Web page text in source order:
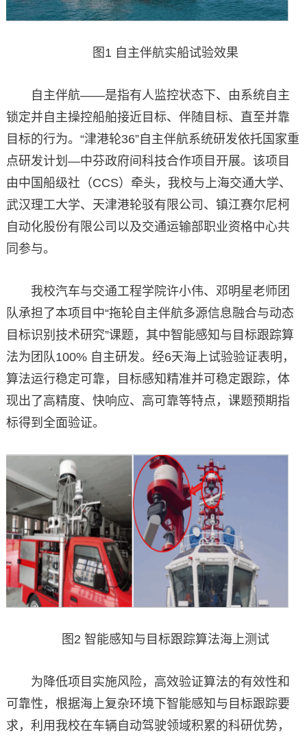
图1 自主伴航实船试验效果
自主伴航——是指有人监控状态下、由系统自主
锁定并自主操控船舶接近目标、伴随目标、直至并靠
目标的行为。“津港轮36”自主伴航系统研发依托国家重
点研发计划—中芬政府间科技合作项目开展。该项目
由中国船级社（CCS）牵头，我校与上海交通大学、
武汉理工大学、天津港轮驳有限公司、镇江赛尔尼柯
自动化股份有限公司以及交通运输部职业资格中心共
同参与。
我校汽车与交通工程学院许小伟、邓明星老师团
队承担了本项目中“拖轮自主伴航多源信息融合与动态
目标识别技术研究”课题，其中智能感知与目标跟踪算
法为团队100% 自主研发。经6天海上试验验证表明，
算法运行稳定可靠，目标感知精准并可稳定跟踪，体
现出了高精度、快响应、高可靠等特点，课题预期指
标得到全面验证。
图2 智能感知与目标跟踪算法海上测试
为降低项目实施风险，高效验证算法的有效性和
可靠性，根据海上复杂环境下智能感知与目标跟踪要
求，利用我校在车辆自动驾驶领域积累的科研优势，